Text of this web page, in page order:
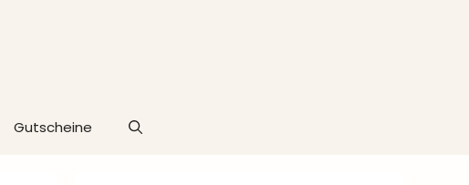
Gutscheine